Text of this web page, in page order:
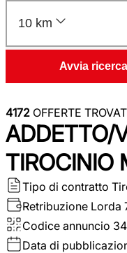
10 km
Avvia ricerca
4172 OFFERTE
ADDETTO/
TIROCINIO
Tipo di contratto
Retribuzione Lorda
Codice annuncio
Data di